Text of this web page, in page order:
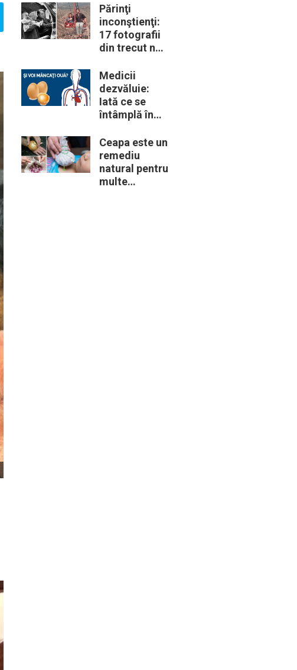
descoperă că
de fapt era un
lup
Părinţi
inconştienţi:
17 fotografii
din trecut ne
periculoase
erau unele
„obiceiuri” ale
vremii
Medicii
dezvăluie:
Iată ce se
întâmplă în
când începem
să mâncăm
câte două
ouă în fiecare
Ceapa este un
remediu
natural pentru
multe